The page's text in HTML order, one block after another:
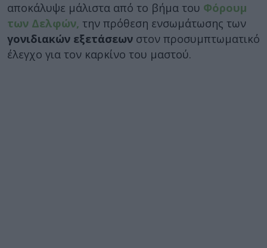
αποκάλυψε μάλιστα από το βήμα του Φόρουμ
των Δελφών, την πρόθεση ενσωμάτωσης των
γονιδιακών εξετάσεων στον προσυμπτωματικό
έλεγχο για τον καρκίνο του μαστού.